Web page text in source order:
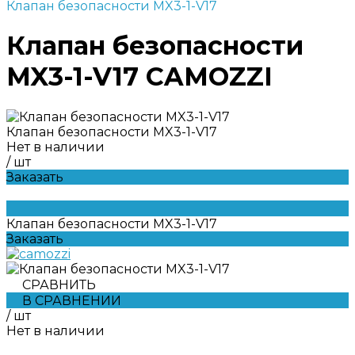
Клапан безопасности MX3-1-V17
Клапан безопасности
MX3-1-V17 CAMOZZI
Клапан безопасности MX3-1-V17
Нет в наличии
/ шт
Заказать
Клапан безопасности MX3-1-V17
Заказать
СРАВНИТЬ
В СРАВНЕНИИ
/ шт
Нет в наличии